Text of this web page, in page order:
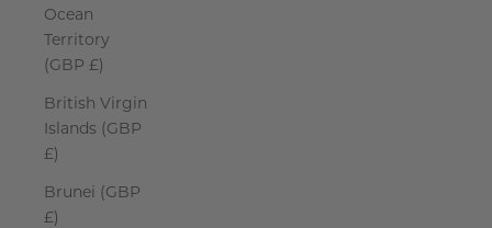
Ocean
Territory
(GBP £)
British Virgin
Islands (GBP
£)
Brunei (GBP
£)